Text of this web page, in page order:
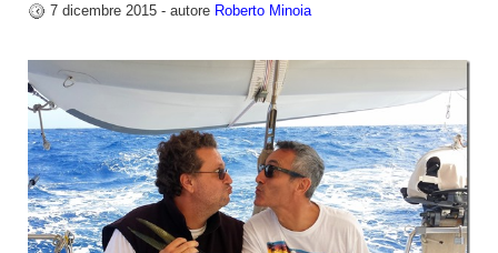
7 dicembre 2015 - autore Roberto Minoia